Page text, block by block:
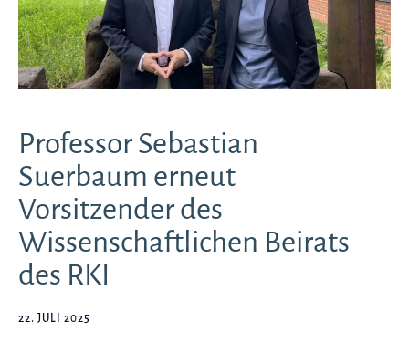
Professor Sebastian
Suerbaum erneut
Vorsitzender des
Wissenschaftlichen Beirats
des RKI
22. JULI 2025